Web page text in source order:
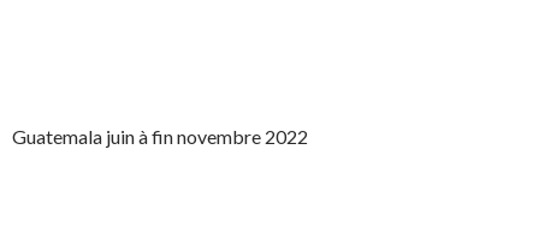
Guatemala juin à fin novembre 2022